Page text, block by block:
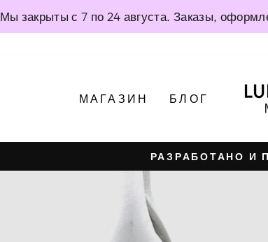
Мы закрыты с 7 по 24 августа. Заказы,
МАГАЗИН БЛОГ
РАЗРАБОТАНО И